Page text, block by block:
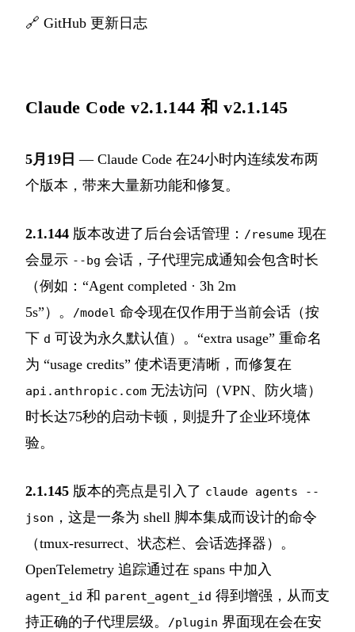
🔗 GitHub 更新日志
Claude Code v2.1.144 和 v2.1.145
5月19日 — Claude Code 在24小时内连续发布两
个版本，带来大量新功能和修复。
2.1.144 版本改进了后台会话管理： /resume 现在
会显示 --bg 会话，子代理完成通知会包含时长
（例如：“Agent completed · 3h 2m
5s”）。
/model 命令现在仅作用于当前会话（按
下 d 可设为永久默认值）。“extra usage” 重命名
为 “usage credits” 使术语更清晰，而修复在
api.anthropic.com 无法访问（VPN、防火墙）
时长达75秒的启动卡顿，则提升了企业环境体
验。
2.1.145 版本的亮点是引入了 claude agents --
json ，这是一条为 shell 脚本集成而设计的命令
（tmux-resurrect、状态栏、会话选择器）。
OpenTelemetry 追踪通过在 spans 中加入
agent_id 和 parent_agent_id 得到增强，从而支
持正确的子代理层级。
/plugin 界面现在会在安